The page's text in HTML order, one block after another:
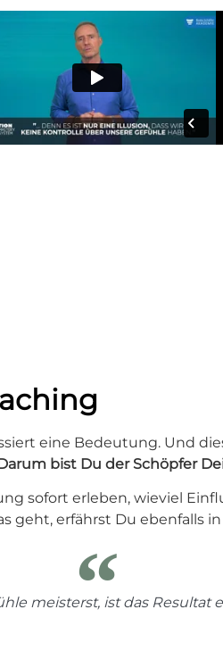
eine Bedeutung. Und
bist Du der Schöpfer
sofort erleben, wieviel
geht, erfährst Du ebenfalls
meisterst, ist das Resultat